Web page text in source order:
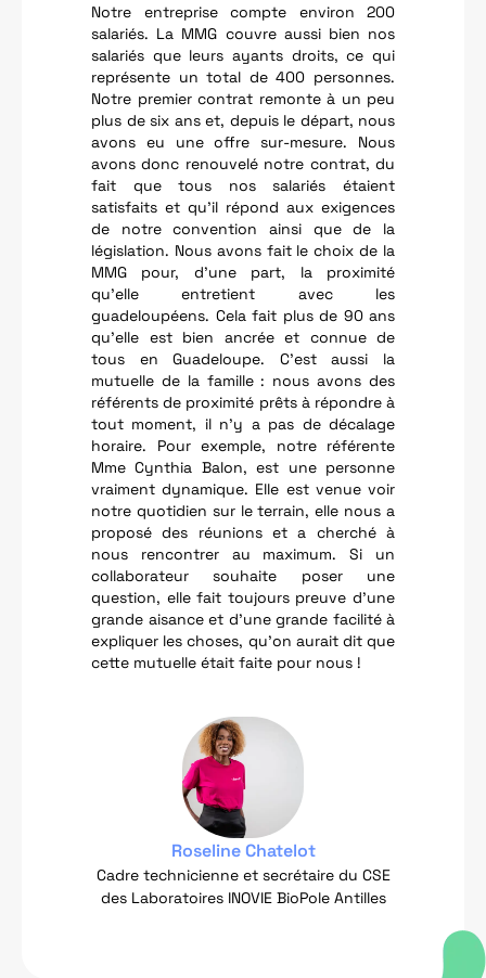
Notre entreprise compte environ 200
salariés. La MMG couvre aussi bien nos
salariés que leurs ayants droits, ce qui
représente un total de 400 personnes.
Notre premier contrat remonte à un peu
plus de six ans et, depuis le départ, nous
avons eu une offre sur-mesure. Nous
avons donc renouvelé notre contrat, du
fait que tous nos salariés étaient
satisfaits et qu’il répond aux exigences
de notre convention ainsi que de la
législation. Nous avons fait le choix de la
MMG pour, d’une part, la proximité
qu’elle entretient avec les
guadeloupéens. Cela fait plus de 90 ans
qu’elle est bien ancrée et connue de
tous en Guadeloupe. C’est aussi la
mutuelle de la famille : nous avons des
référents de proximité prêts à répondre à
tout moment, il n’y a pas de décalage
horaire. Pour exemple, notre référente
Mme Cynthia Balon, est une personne
vraiment dynamique. Elle est venue voir
notre quotidien sur le terrain, elle nous a
proposé des réunions et a cherché à
nous rencontrer au maximum. Si un
collaborateur souhaite poser une
question, elle fait toujours preuve d’une
grande aisance et d’une grande facilité à
expliquer les choses, qu’on aurait dit que
cette mutuelle était faite pour nous !
Roseline Chatelot
Cadre technicienne et secrétaire du CSE
des Laboratoires INOVIE BioPole Antilles